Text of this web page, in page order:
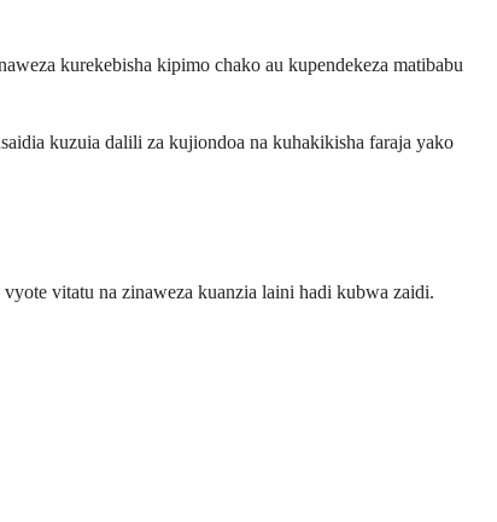
kurekebisha kipimo chako au kupendekeza matibabu
kuzuia dalili za kujiondoa na kuhakikisha faraja yako
vitatu na zinaweza kuanzia laini hadi kubwa zaidi.